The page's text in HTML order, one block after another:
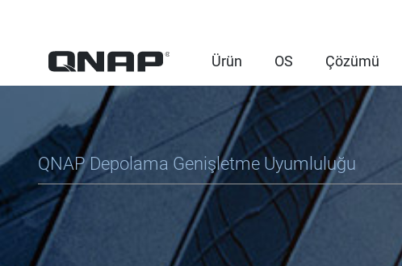
Ürün OS Çözümü
QNAP Depolama Genişletme Uyumluluğu